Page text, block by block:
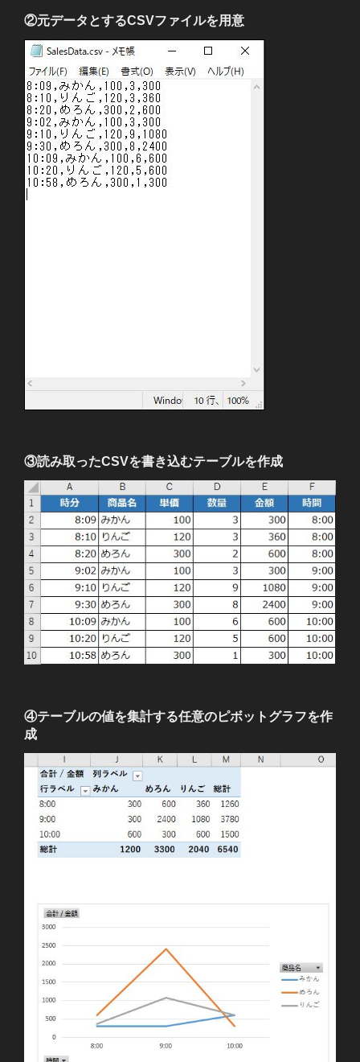
②元データとするCSVファイルを用意
③読み取ったCSVを書き込むテーブルを作成
④テーブルの値を集計する任意のピボットグラフを作
成